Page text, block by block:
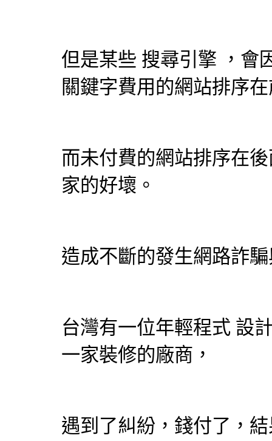
但是某些 搜尋引擎 ，會
關鍵字費用的網站排序
而未付費的網站排序在
家的好壞。
造成不斷的發生網路詐
台灣有一位年輕程式 設
一家裝修的廠商，
遇到了糾紛，錢付了，